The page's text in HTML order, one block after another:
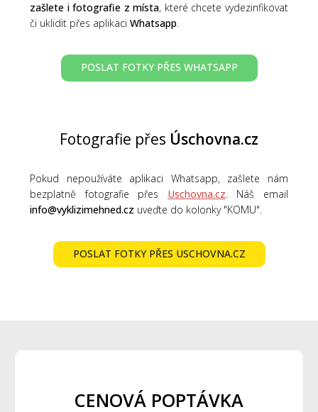
zašlete i fotografie z místa, které chcete vydezinfikovat
či uklidit přes aplikaci Whatsapp.
POSLAT FOTKY PŘES WHATSAPP
Fotografie přes Úschovna.cz
Pokud nepoužíváte aplikaci Whatsapp, zašlete nám
bezplatně fotografie přes Uschovna.cz. Náš email
info@vyklizimehned.cz uveďte do kolonky "KOMU".
POSLAT FOTKY PŘES USCHOVNA.CZ
CENOVÁ POPTÁVKA